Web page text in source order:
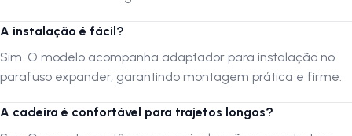
podem necessitar de adaptações ou podem não ser compatíveis. 2.
Qual a idade e peso recomendados? Recomendada para crianças a
partir de 18 meses, com limite máximo de 17 kg. 3. A instalação é
fácil? Sim. O modelo acompanha adaptador para instalação no
parafuso expander, garantindo montagem prática e firme. 4. A
o apoio de mãos e a estrutura reforçada garantem conforto mesmo
A instalação é fácil?
Sim. O modelo acompanha adaptador para instalação no
parafuso expander, garantindo montagem prática e firme.
A cadeira é confortável para trajetos longos?